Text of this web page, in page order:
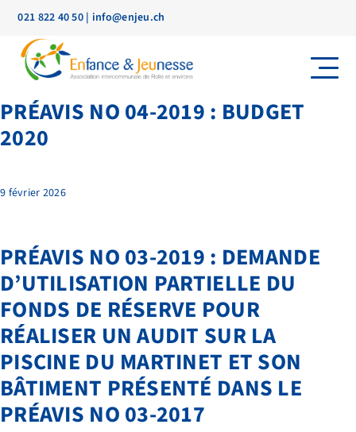
021 822 40 50 | info@enjeu.ch
NOS PRESTATIONS
TRANSPORTS
PRÉAVIS NO 04-2019 : BUDGET
2020
9 février 2026
PRÉAVIS NO 03-2019 : DEMANDE
D’UTILISATION PARTIELLE DU
FONDS DE RÉSERVE POUR
RÉALISER UN AUDIT SUR LA
PISCINE DU MARTINET ET SON
BÂTIMENT PRÉSENTÉ DANS LE
PRÉAVIS NO 03-2017